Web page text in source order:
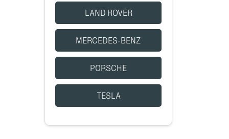
LAND ROVER
MERCEDES-BENZ
PORSCHE
TESLA